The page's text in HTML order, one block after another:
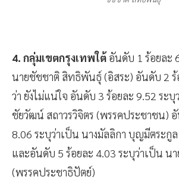
4. กลุ่มเขตกรุงเทพใต้อันดับ 1 ร้อยละ
นายชัชชาติ สิทธิพันธุ์ (อิสระ) อันดับ 2 ร้อ
ว่า ยังไม่แน่ใจ อันดับ 3 ร้อยละ 9.52 ระ
ชัยวัฒน์ สถาวรวิจิตร (พรรคประชาชน)
8.06 ระบุว่าเป็น นางมัลลิกา บุญมีตระกู
และอันดับ 5 ร้อยละ 4.03 ระบุว่าเป็น นา